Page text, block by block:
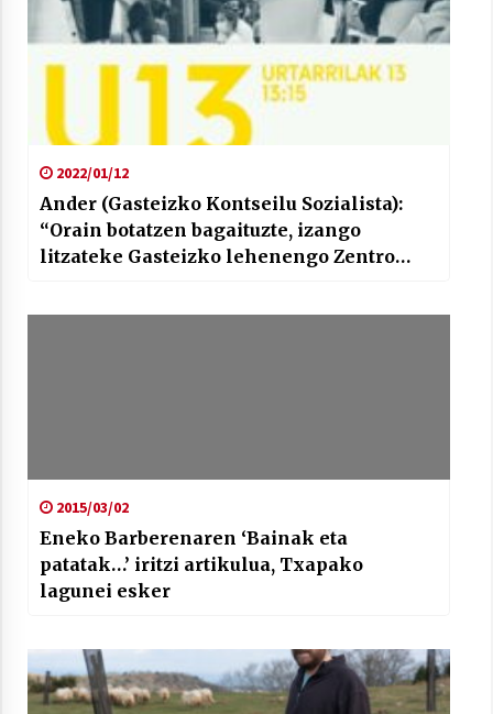
2022/01/12
Ander (Gasteizko Kontseilu Sozialista):
“Orain botatzen bagaituzte, izango
litzateke Gasteizko lehenengo Zentro
Bistan geratu delako bere funtzioa izan
2015/03/02
Eneko Barberenaren ‘Bainak eta
patatak…’ iritzi artikulua, Txapako
lagunei esker